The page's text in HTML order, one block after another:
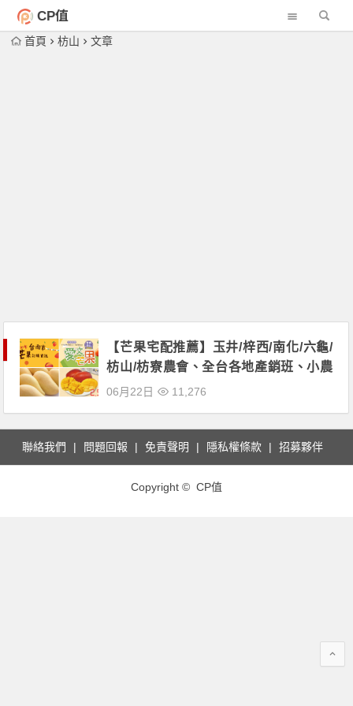
CP值
首頁 枋山 文章
【芒果宅配推薦】玉井/梓西/南化/六龜/
枋山/枋寮農會、全台各地產銷班、小農
訂購資訊！愛文/金煌/黑香芒果通通有！
06月22日 11,276
聯絡我們 問題回報 免責聲明 隱私權條款 招募夥伴
Copyright © CP值